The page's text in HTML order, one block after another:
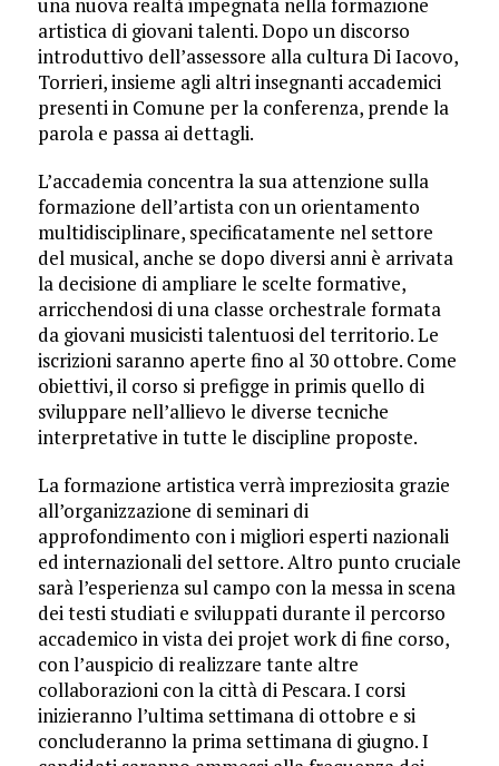
una nuova realtà impegnata nella formazione
artistica di giovani talenti. Dopo un discorso
introduttivo dell’assessore alla cultura Di Iacovo,
Torrieri, insieme agli altri insegnanti accademici
presenti in Comune per la conferenza, prende la
parola e passa ai dettagli.
L’accademia concentra la sua attenzione sulla
formazione dell’artista con un orientamento
multidisciplinare, specificatamente nel settore
del musical, anche se dopo diversi anni è arrivata
la decisione di ampliare le scelte formative,
arricchendosi di una classe orchestrale formata
da giovani musicisti talentuosi del territorio. Le
iscrizioni saranno aperte fino al 30 ottobre. Come
obiettivi, il corso si prefigge in primis quello di
sviluppare nell’allievo le diverse tecniche
interpretative in tutte le discipline proposte.
La formazione artistica verrà impreziosita grazie
all’organizzazione di seminari di
approfondimento con i migliori esperti nazionali
ed internazionali del settore. Altro punto cruciale
sarà l’esperienza sul campo con la messa in scena
dei testi studiati e sviluppati durante il percorso
accademico in vista dei projet work di fine corso,
con l’auspicio di realizzare tante altre
collaborazioni con la città di Pescara. I corsi
inizieranno l’ultima settimana di ottobre e si
concluderanno la prima settimana di giugno. I